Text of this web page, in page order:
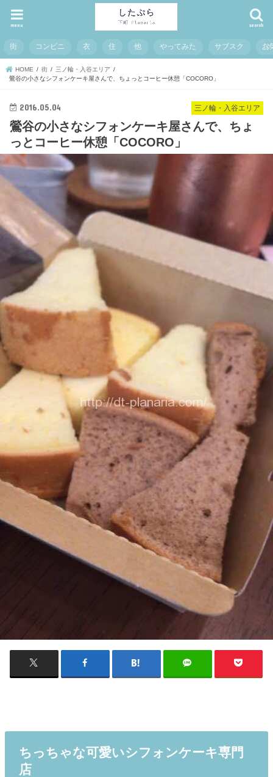
search
menu
街 コンビニ 衣 住 他 やってみた サブスク お
HOME 街
三ノ輪・入谷エリア
鶯谷の小さなシフォンケーキ屋さんで、ちょっとコーヒー休憩「COCORO」
三ノ輪・入谷エリア
2016.05.04
鶯谷の小さなシフォンケーキ屋さんで、ちょ
っとコーヒー休憩「COCORO」
ちっちゃな可愛いシフォンケーキ専門
店